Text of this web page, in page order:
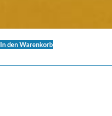
In den Warenkorb